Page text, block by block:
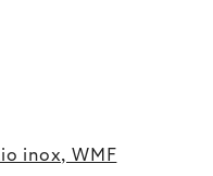
inox, WMF